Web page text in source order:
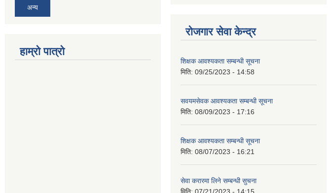
अन्य
हाम्रो पात्रो
रोजगार सेवा केन्द्र
शिक्षक आवश्यकता सम्बन्धी सूचना
मिति: 09/25/2023 - 14:58
सवयमसेवक आवश्यकता सम्बन्धी सूचना
मिति: 08/09/2023 - 17:16
शिक्षक आवश्यकता सम्बन्धी सूचना
मिति: 08/07/2023 - 16:21
सेवा करारमा लिने सम्बन्धी सुचना